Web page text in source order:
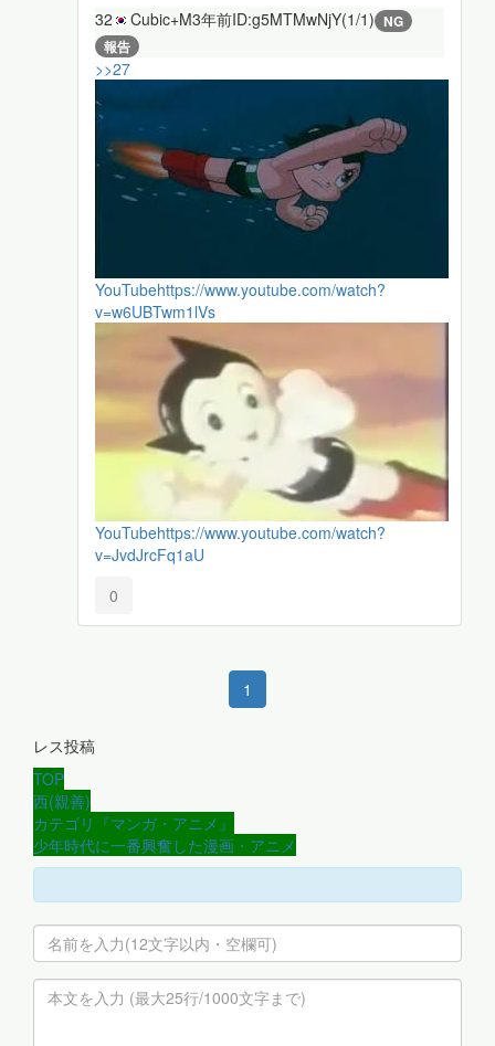
32 Cubic+M3年前ID:g5MTMwNjY(1/1) NG
報告
>>27
YouTubehttps://www.youtube.com/watch?
v=w6UBTwm1lVs
YouTubehttps://www.youtube.com/watch?
v=JvdJrcFq1aU
0
1
レス投稿
TOP
西(親善)
カテゴリ『マンガ・アニメ』
少年時代に一番興奮した漫画・アニメ